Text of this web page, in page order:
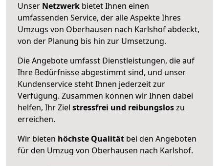
Unser Netzwerk bietet Ihnen einen
umfassenden Service, der alle Aspekte Ihres
Umzugs von Oberhausen nach Karlshof abdeckt,
von der Planung bis hin zur Umsetzung.
Die Angebote umfasst Dienstleistungen, die auf
Ihre Bedürfnisse abgestimmt sind, und unser
Kundenservice steht Ihnen jederzeit zur
Verfügung. Zusammen können wir Ihnen dabei
helfen, Ihr Ziel stressfrei und reibungsloszu
erreichen.
Wir bieten höchste Qualität bei den Angeboten
für den Umzug von Oberhausen nach Karlshof.